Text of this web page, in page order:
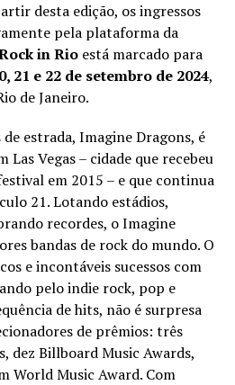
desta edição, os ingressos
pela plataforma da
in Rio está marcado para
21 e 22 de setembro de 2024,
de Janeiro.
de estrada, Imagine Dragons, é
Las Vegas – cidade que recebeu
em 2015 – e que continua
21. Lotando estádios,
recordes, o Imagine
bandas de rock do mundo. O
e incontáveis sucessos com
pelo indie rock, pop e
de hits, não é surpresa
de prêmios: três
dez Billboard Music Awards,
World Music Award. Com